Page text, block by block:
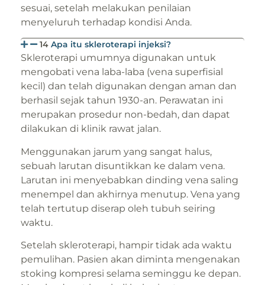
sesuai, setelah melakukan penilaian
menyeluruh terhadap kondisi Anda.
14 Apa itu skleroterapi injeksi?
Skleroterapi umumnya digunakan untuk
mengobati vena laba-laba (vena superfisial
kecil) dan telah digunakan dengan aman dan
berhasil sejak tahun 1930-an. Perawatan ini
merupakan prosedur non-bedah, dan dapat
dilakukan di klinik rawat jalan.
Menggunakan jarum yang sangat halus,
sebuah larutan disuntikkan ke dalam vena.
Larutan ini menyebabkan dinding vena saling
menempel dan akhirnya menutup. Vena yang
telah tertutup diserap oleh tubuh seiring
waktu.
Setelah skleroterapi, hampir tidak ada waktu
pemulihan. Pasien akan diminta mengenakan
stoking kompresi selama seminggu ke depan.